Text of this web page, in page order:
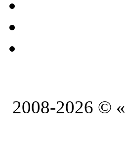
2008-2026 © «